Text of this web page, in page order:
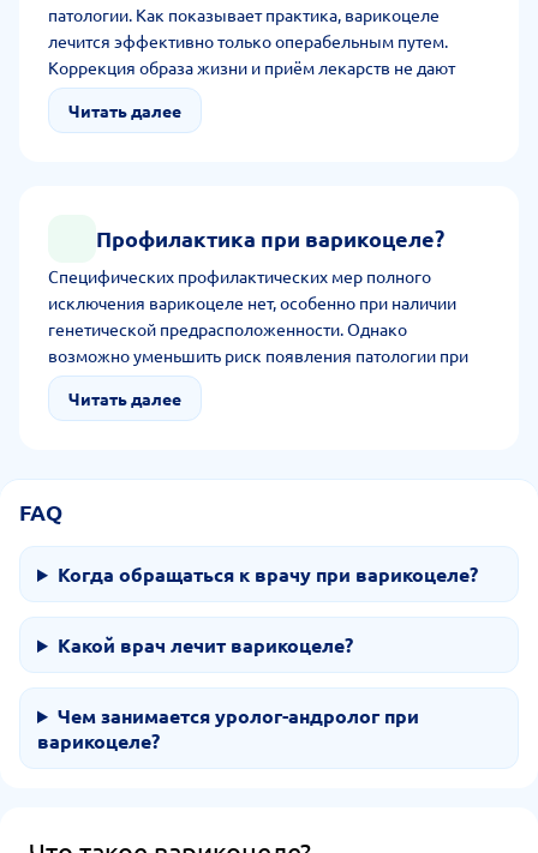
патологии. Как показывает практика, варикоцеле
лечится эффективно только операбельным путем.
Коррекция образа жизни и приём лекарств не дают
результата. Хирургическое лечение показано при
болезненности, гипотрофии, длительном отсутствии
Читать далее
Профилактика при варикоцеле?
Специфических профилактических мер полного
исключения варикоцеле нет, особенно при наличии
генетической предрасположенности. Однако
возможно уменьшить риск появления патологии при
отказе от подъема тяжестей, вредных привычек,
экстремальных видов спорта. За счет соблюдения
доктора можно предотвратить возможные осложнения
и искоренить проблему на корню.
Читать далее
FAQ
Когда обращаться к врачу при варикоцеле?
Какой врач лечит варикоцеле?
Чем занимается уролог-андролог при
варикоцеле?